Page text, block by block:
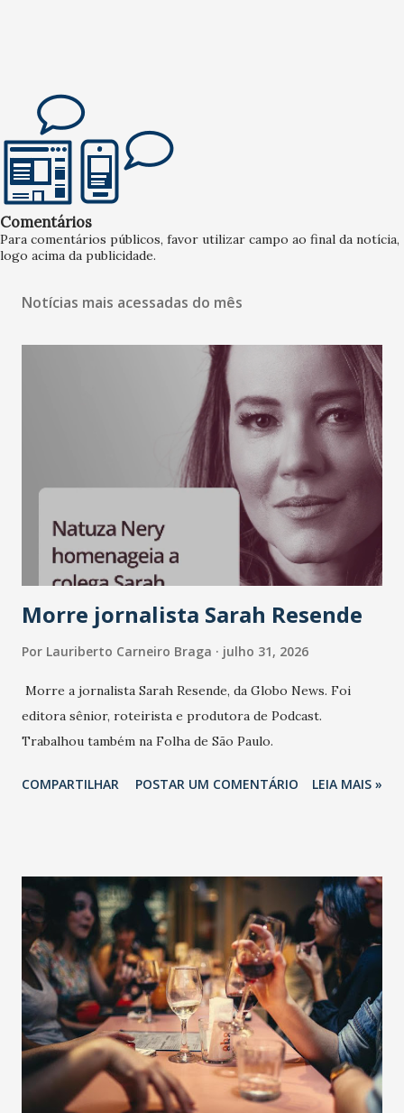
Comentários
Para comentários públicos, favor utilizar campo ao final da notícia,
logo acima da publicidade.
Notícias mais acessadas do mês
Morre jornalista Sarah Resende
Por Lauriberto Carneiro Braga julho 31, 2026
Morre a jornalista Sarah Resende, da Globo News. Foi
editora sênior, roteirista e produtora de Podcast.
Trabalhou também na Folha de São Paulo.
COMPARTILHAR POSTAR UM COMENTÁRIO LEIA MAIS »